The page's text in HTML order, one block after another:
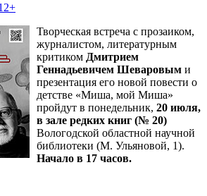
Творческая встреча с прозаиком,
журналистом, литературным
критиком Дмитрием
Геннадьевичем Шеваровым и
презентация его новой повести о
детстве «Миша, мой Миша»
пройдут в понедельник, 20 июля,
в зале редких книг (№ 20)
Вологодской областной научной
библиотеки (М. Ульяновой, 1).
Начало в 17 часов.